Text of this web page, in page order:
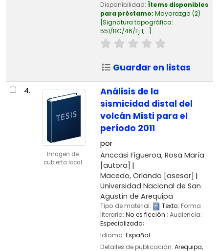
Disponibilidad: Ítems disponibles
para préstamo: Mayorazgo (2)
Signatura topográfica:
551/BC/46/Ej.1, .. .
Guardar en listas
4.
Imagen de
cubierta local
Análisis de la
sismicidad distal del
volcán Misti para el
período 2011
por
Anccasi Figueroa, Rosa María
[autora]
Macedo, Orlando [asesor]
Universidad Nacional de San
Agustín de Arequipa
Tipo de material: Texto; Forma
literaria: No es ficción ; Audiencia:
Especializado;
Idioma: Español
Detalles de publicación: Arequipa,